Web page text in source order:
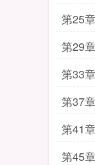
第25
嫌弃
第29
补补
第33
第37
第41
知恩
第45